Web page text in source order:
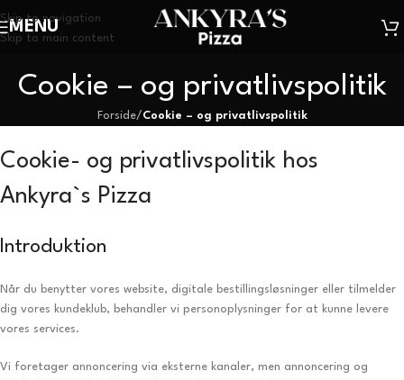
Skip to navigation
Skip to main content
MENU
Cookie – og privatlivspolitik
Forside/ Cookie – og privatlivspolitik
Cookie- og privatlivspolitik hos
Ankyra`s Pizza
Introduktion
Når du benytter vores website, digitale bestillingsløsninger eller tilmelder
dig vores kundeklub, behandler vi personoplysninger for at kunne levere
vores services.
Vi foretager annoncering via eksterne kanaler, men annoncering og